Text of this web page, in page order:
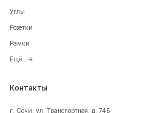
Контакты
г. Сочи, ул. Транспортная, д. 74Б
Углы
Розетки
Рамки
Ещё...->